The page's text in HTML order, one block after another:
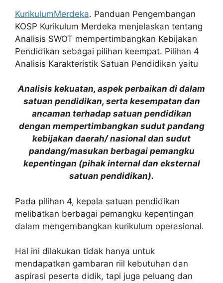
KurikulumMerdeka. Panduan Pengembangan
KOSP Kurikulum Merdeka menjelaskan tentang
Analisis SWOT mempertimbangkan Kebijakan
Pendidikan sebagai pilihan keempat. Pilihan 4
Analisis Karakteristik Satuan Pendidikan yaitu
Analisis kekuatan, aspek perbaikan di dalam
satuan pendidikan, serta kesempatan dan
ancaman terhadap satuan pendidikan
dengan mempertimbangkan sudut pandang
kebijakan daerah/ nasional dan sudut
pandang/masukan berbagai pemangku
kepentingan (pihak internal dan eksternal
satuan pendidikan).
Pada pilihan 4, kepala satuan pendidikan
melibatkan berbagai pemangku kepentingan
dalam mengembangkan kurikulum operasional.
Hal ini dilakukan tidak hanya untuk
mendapatkan gambaran riil kebutuhan dan
aspirasi peserta didik, tapi juga peluang dan